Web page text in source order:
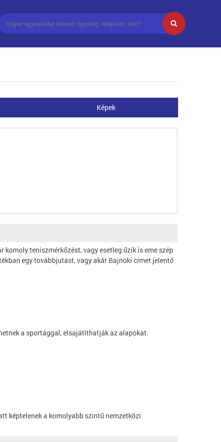
Képek
teniszmérkőzést, vagy esetleg űzik is eme szép
egy továbbjutást, vagy akár Bajnoki címet jelentő
a sportággal, elsajátíthatják az alapokat.
képtelenek a komolyabb szintű nemzetközi